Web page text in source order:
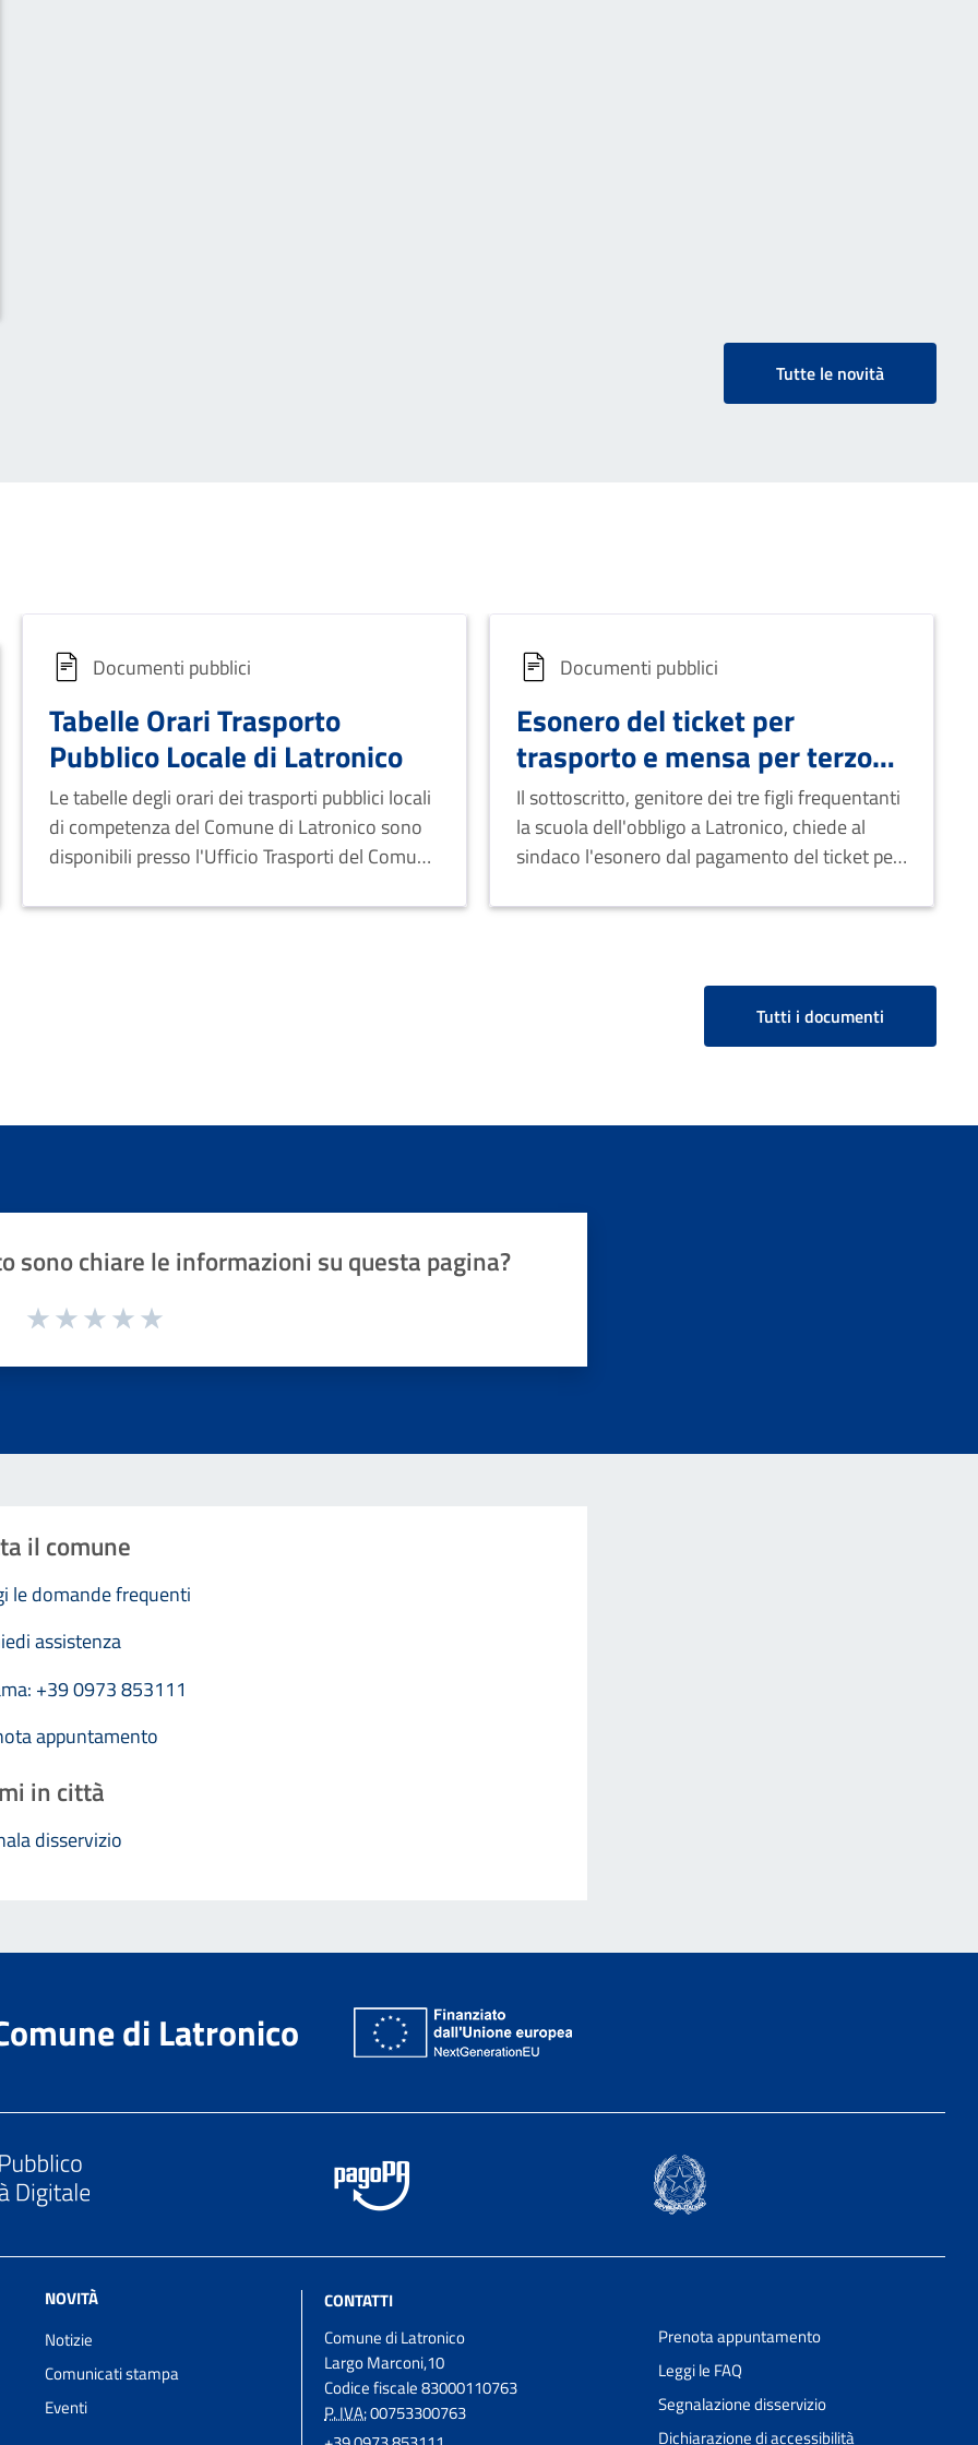
Tutte le novità
Documenti pubblici
Tabelle Orari Trasporto
Pubblico Locale di Latronico
Le tabelle degli orari dei trasporti pubblici locali
di competenza del Comune di Latronico sono
disponibili presso l'Ufficio Trasporti del Comune
Documenti pubblici
Esonero del ticket per
trasporto e mensa per terzo
figlio.
Il sottoscritto, genitore dei tre figli frequentanti
la scuola dell'obbligo a Latronico, chiede al
sindaco l'esonero dal pagamento del ticket per
certificati di frequenza.
Tutti i documenti
sono chiare le informazioni su questa pagina?
1 a 5 stelle la pagina
il comune
le domande frequenti
assistenza
+39 0973 853111
appuntamento
in città
disservizio
di Latronico
NOVITÀ
Notizie
Comunicati stampa
Eventi
CONTATTI
Comune di Latronico
Largo Marconi,10
Codice fiscale 83000110763
P. IVA:00753300763
Prenota appuntamento
Leggi le FAQ
Segnalazione disservizio
Dichiarazione di accessibilità